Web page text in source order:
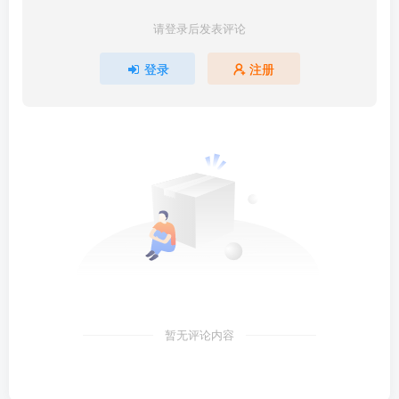
请登录后发表评论
登录 注册
暂无评论内容